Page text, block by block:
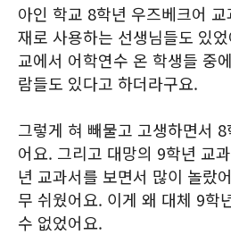
아인 학교 8학년 우즈베크어
재로 사용하는 선생님들도 있
교에서 어학연수 온 학생들 중
람들도 있다고 하더라구요.
그렇게 혀 빼물고 고생하면서
어요. 그리고 대망의 9학년 교
년 교과서를 보면서 많이 놀랐
무 쉬웠어요. 이게 왜 대체 9학
수 없었어요.